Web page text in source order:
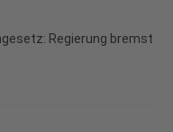
Regierung bremst